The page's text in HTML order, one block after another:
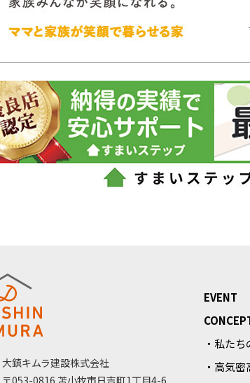
大鎮キムラ建設株式会社
〒053-0816 苫小牧市日吉町1丁目4-6
EVENT
・私た
・高気